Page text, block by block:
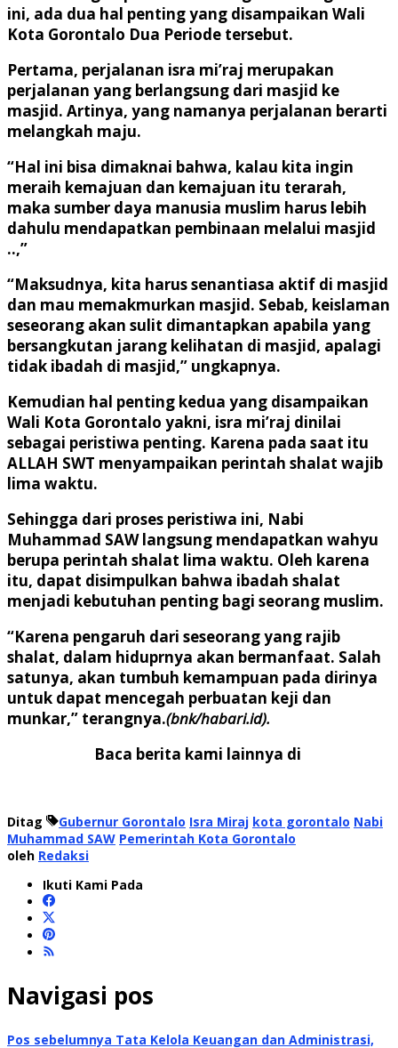
ini, ada dua hal penting yang disampaikan Wali
Kota Gorontalo Dua Periode tersebut.
Pertama, perjalanan isra mi’raj merupakan
perjalanan yang berlangsung dari masjid ke
masjid. Artinya, yang namanya perjalanan berarti
melangkah maju.
“Hal ini bisa dimaknai bahwa, kalau kita ingin
meraih kemajuan dan kemajuan itu terarah,
maka sumber daya manusia muslim harus lebih
dahulu mendapatkan pembinaan melalui masjid
..,”
“Maksudnya, kita harus senantiasa aktif di masjid
dan mau memakmurkan masjid. Sebab, keislaman
seseorang akan sulit dimantapkan apabila yang
bersangkutan jarang kelihatan di masjid, apalagi
tidak ibadah di masjid,” ungkapnya.
Kemudian hal penting kedua yang disampaikan
Wali Kota Gorontalo yakni, isra mi’raj dinilai
sebagai peristiwa penting. Karena pada saat itu
ALLAH SWT menyampaikan perintah shalat wajib
lima waktu.
Sehingga dari proses peristiwa ini, Nabi
Muhammad SAW langsung mendapatkan wahyu
berupa perintah shalat lima waktu. Oleh karena
itu, dapat disimpulkan bahwa ibadah shalat
menjadi kebutuhan penting bagi seorang muslim.
“Karena pengaruh dari seseorang yang rajib
shalat, dalam hiduprnya akan bermanfaat. Salah
satunya, akan tumbuh kemampuan pada dirinya
untuk dapat mencegah perbuatan keji dan
munkar,” terangnya.(bnk/habari.id).
Baca berita kami lainnya di
Ditag Gubernur Gorontalo Isra Miraj kota gorontalo Nabi
Muhammad SAW Pemerintah Kota Gorontalo
oleh Redaksi
Ikuti Kami Pada
Navigasi pos
Pos sebelumnya Tata Kelola Keuangan dan Administrasi,